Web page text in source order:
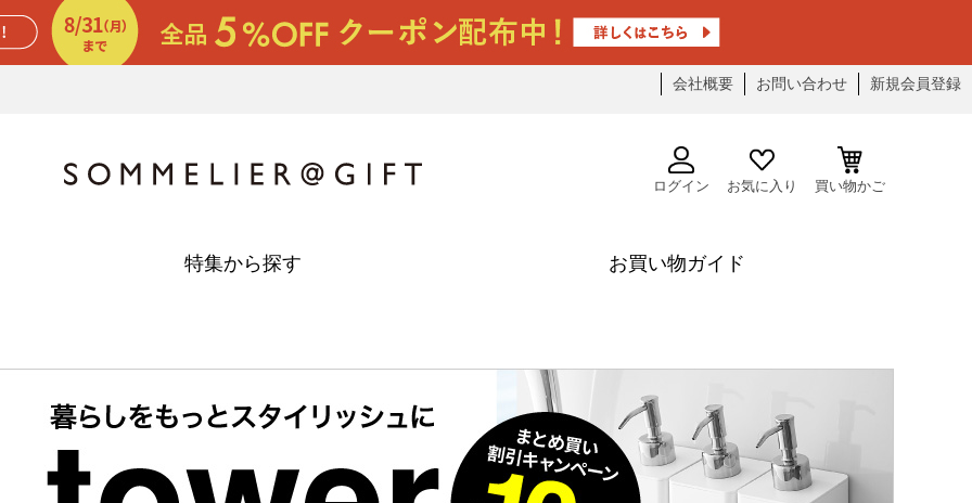
会社概要 お問い合わせ 新規会員登録
ログイン お気に入り 買い物かご
特集から探す お買い物ガイド